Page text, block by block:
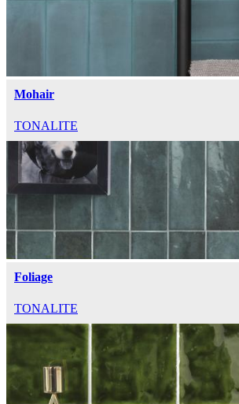
Mohair
TONALITE
Foliage
TONALITE